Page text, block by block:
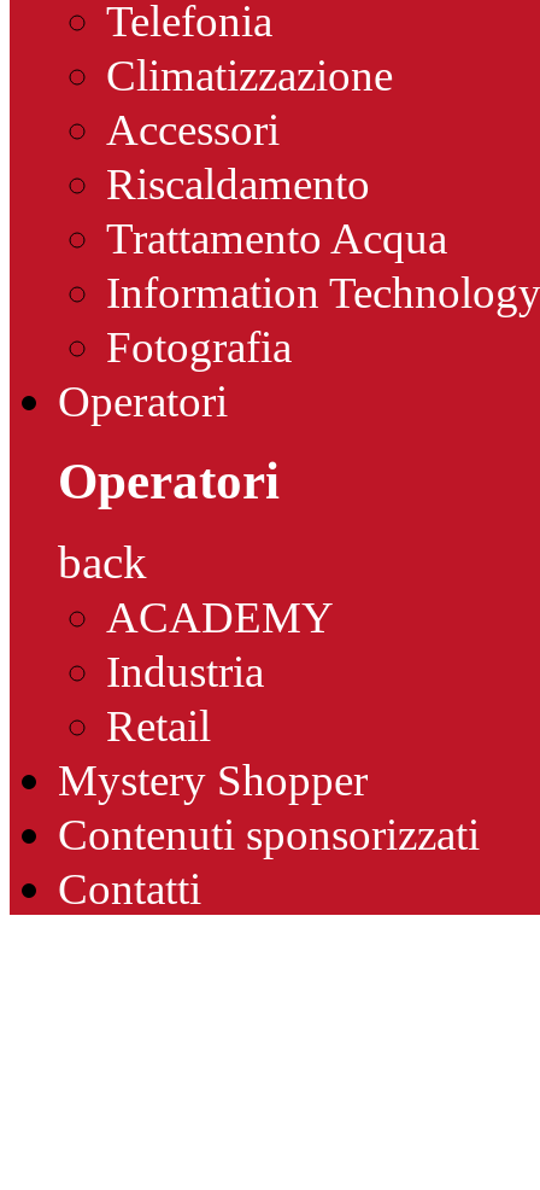
Telefonia
Climatizzazione
Accessori
Riscaldamento
Trattamento Acqua
Information Technology
Fotografia
Operatori
Operatori
back
ACADEMY
Industria
Retail
Mystery Shopper
Contenuti sponsorizzati
Contatti